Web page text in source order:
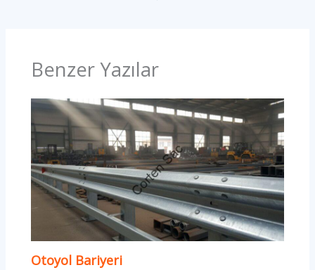
Benzer Yazılar
Otoyol Bariyeri